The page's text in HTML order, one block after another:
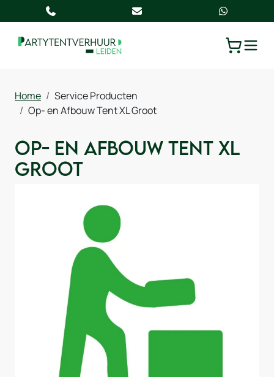
Home
Service Producten
Op- en Afbouw Tent XL Groot
Op- en Afbouw Tent XL
Groot